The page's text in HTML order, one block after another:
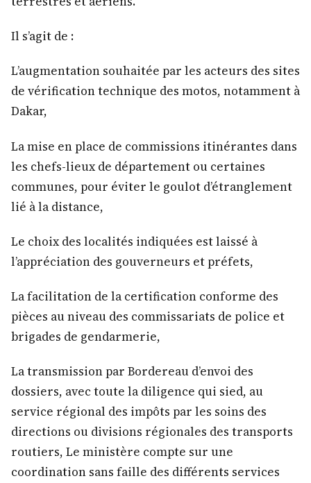
Il s’agit de :
L’augmentation souhaitée par les acteurs des sites
de vérification technique des motos, notamment à
Dakar,
La mise en place de commissions itinérantes dans
les chefs-lieux de département ou certaines
communes, pour éviter le goulot d’étranglement
lié à la distance,
Le choix des localités indiquées est laissé à
l’appréciation des gouverneurs et préfets,
La facilitation de la certification conforme des
pièces au niveau des commissariats de police et
brigades de gendarmerie,
La transmission par Bordereau d’envoi des
dossiers, avec toute la diligence qui sied, au
service régional des impôts par les soins des
directions ou divisions régionales des transports
routiers, Le ministère compte sur une
coordination sans faille des différents services